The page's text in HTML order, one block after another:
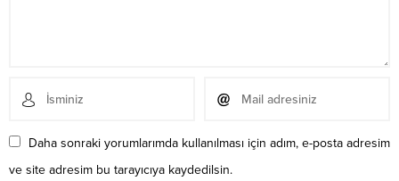
Daha sonraki yorumlarımda kullanılması için adım, e-posta adresim
ve site adresim bu tarayıcıya kaydedilsin.